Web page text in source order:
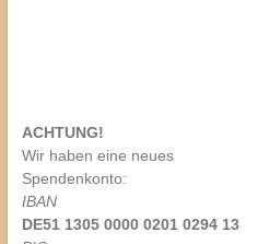
ACHTUNG!
Wir haben eine neues
Spendenkonto:
IBAN
DE51 1305 0000 0201 0294 13